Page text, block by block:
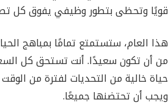
قويًا وتحظى بتطور وظيفي يفوق كل
هذا العام، ستستمتع تمامًا بمباهج
من أن تكون سعيدًا. أنت تستحق كل
ويجب أن تحتضنها جميعًا.